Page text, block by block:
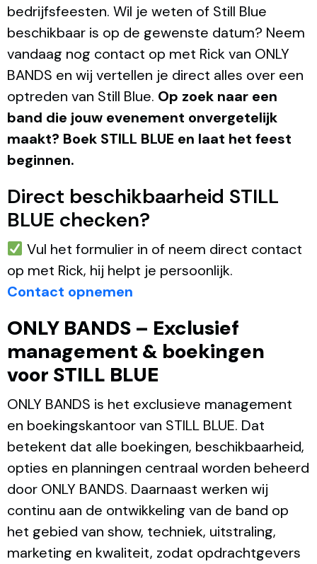
bedrijfsfeesten. Wil je weten of Still Blue
beschikbaar is op de gewenste datum? Neem
vandaag nog contact op met Rick van ONLY
BANDS en wij vertellen je direct alles over een
optreden van Still Blue. Op zoek naar een
band die jouw evenement onvergetelijk
maakt? Boek STILL BLUE en laat het feest
beginnen.
Direct beschikbaarheid STILL
BLUE checken?
Vul het formulier in of neem direct contact
op met Rick, hij helpt je persoonlijk.
Contact opnemen
ONLY BANDS – Exclusief
management & boekingen
voor STILL BLUE
ONLY BANDS is het exclusieve management
en boekingskantoor van STILL BLUE. Dat
betekent dat alle boekingen, beschikbaarheid,
opties en planningen centraal worden beheerd
door ONLY BANDS. Daarnaast werken wij
continu aan de ontwikkeling van de band op
het gebied van show, techniek, uitstraling,
marketing en kwaliteit, zodat opdrachtgevers